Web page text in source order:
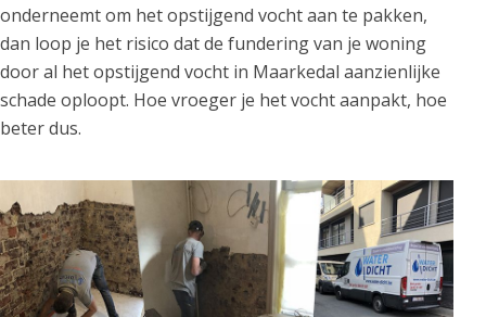
onderneemt om het opstijgend vocht aan te pakken,
dan loop je het risico dat de fundering van je woning
door al het opstijgend vocht in Maarkedal aanzienlijke
schade oploopt. Hoe vroeger je het vocht aanpakt, hoe
beter dus.